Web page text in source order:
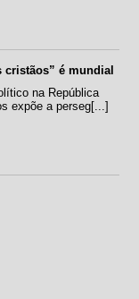
cristãos” é mundial
na República
expõe a perseg[...]